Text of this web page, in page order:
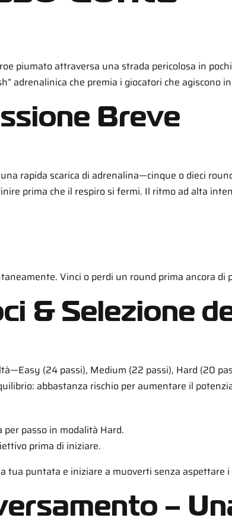
piumato attraversa una strada pericolosa in
adrenalinica che premia i giocatori che agiscono
Breve
rapida scarica di adrenalina—cinque o dieci
prima che il respiro si fermi. Il ritmo ad alta
Vinci o perdi un round prima ancora di
& Selezione
(24 passi), Medium (22 passi), Hard (20
abbastanza rischio per aumentare il
passo in modalità Hard.
prima di iniziare.
tua puntata e iniziare a muoverti senza aspettare
–